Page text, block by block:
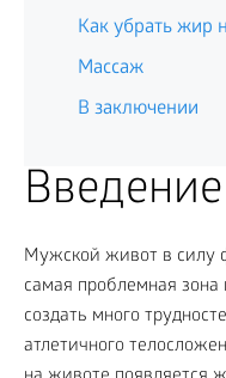
Как убрать жир
Массаж
В заключении
Введение
Мужской живот в силу
самая проблемная
создать много
атлетичного